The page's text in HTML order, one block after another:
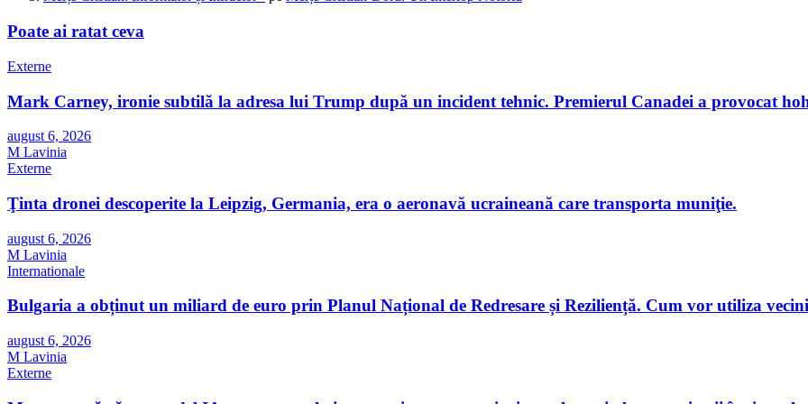
Poate ai ratat ceva
Externe
Mark Carney, ironie subtilă la adresa lui Trump după un incident tehnic. Premierul Canadei a provocat
august 6, 2026
M Lavinia
Externe
Ţinta dronei descoperite la Leipzig, Germania, era o aeronavă ucraineană care transporta muniţie.
august 6, 2026
M Lavinia
Internationale
Bulgaria a obținut un miliard de euro prin Planul Național de Redresare și Reziliență. Cum vor utiliza
august 6, 2026
M Lavinia
Externe